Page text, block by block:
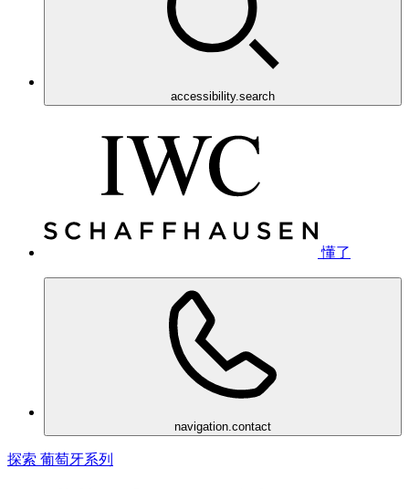
accessibility.search
懂了
navigation.contact
探索 葡萄牙系列